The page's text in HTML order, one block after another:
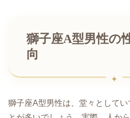
獅子座A型男性の
向
獅子座A型男性は、堂々として